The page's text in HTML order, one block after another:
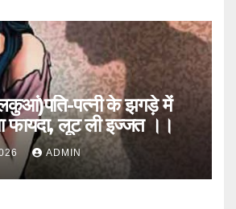
पत्नी के झगड़े में
फायदा, लूट ली इज्जत ।।
ADMIN